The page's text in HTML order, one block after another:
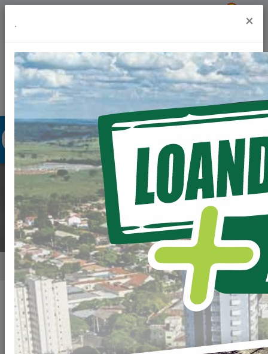
FINADOS 2025
Home Notícias
Publicado em: 24/10/2025 23:13
. ×